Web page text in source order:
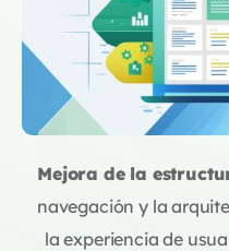
Mejora de la
navegación y la
la experiencia de